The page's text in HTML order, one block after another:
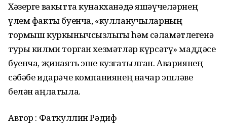
Хәзерге вакытта кунакханәдә яшәүчеләрнең
үлем факты буенча, «кулланучыларның
тормыш куркынычсызлыгы һәм сәламәтлегенә
туры килми торган хезмәтләр күрсәтү» маддәсе
буенча, җинаять эше кузгатылган. Авариянең
сәбәбе идарәче компаниянең начар эшләве
белән аңлатыла.
Автор : Фаткуллин Рәдиф